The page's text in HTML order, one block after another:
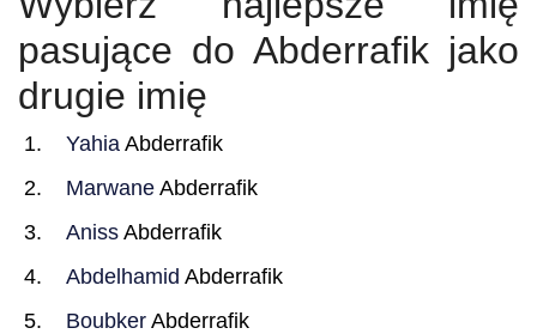
pasujące do Abderrafik jako
drugie imię
Yahia Abderrafik
Marwane Abderrafik
Aniss Abderrafik
Abdelhamid Abderrafik
Boubker Abderrafik